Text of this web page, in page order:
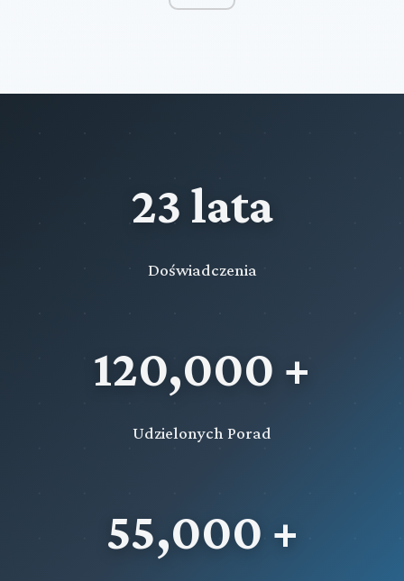
23 lata
Doświadczenia
120,000 +
Udzielonych Porad
55,000 +